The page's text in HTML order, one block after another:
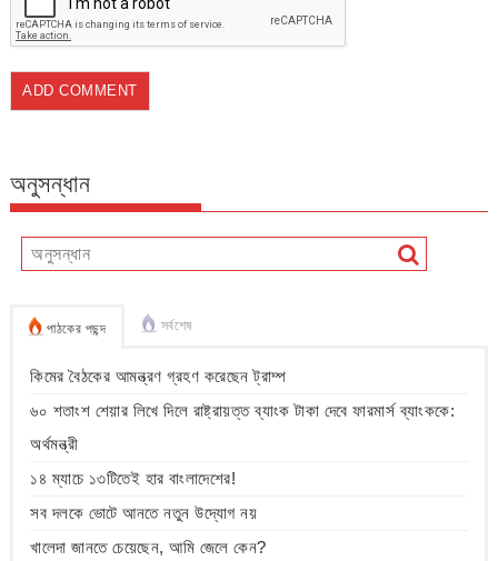
অনুসন্ধান
পাঠকের পছন্দ সর্বশেষ
কিমের বৈঠকের আমন্ত্রণ গ্রহণ করেছেন ট্রাম্প
৬০ শতাংশ শেয়ার লিখে দিলে রাষ্ট্রায়ত্ত ব্যাংক টাকা দেবে ফারমার্স ব্যাংককে:
অর্থমন্ত্রী
১৪ ম্যাচে ১৩টিতেই হার বাংলাদেশের!
সব দলকে ভোটে আনতে নতুন উদ্যোগ নয়
খালেদা জানতে চেয়েছেন, আমি জেলে কেন?